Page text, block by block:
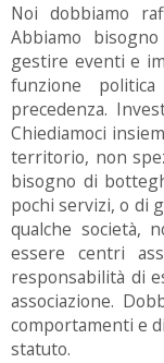
Noi dobbiamo
Abbiamo
gestire eventi e
funzione
precedenza.
Chiediamoci
territorio, non
bisogno di
pochi servizi, o di
qualche società,
essere centri
responsabilità di
associazione.
comportamenti e
statuto.